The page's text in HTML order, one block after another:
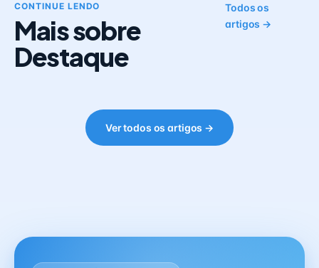
CONTINUE LENDO
Mais sobre
Destaque
Todos os
artigos →
Ver todos os artigos →